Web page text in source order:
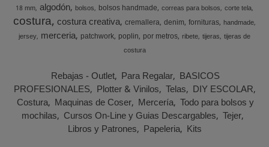
18 mm algodón bolsos bolsos handmade correas para bolsos corte tela
costura costura creativa cremallera denim fornituras handmade
jersey merceria patchwork poplin por metros ribete tijeras tijeras de
costura
Rebajas - Outlet Para Regalar BASICOS
PROFESIONALES Plotter & Vinilos Telas DIY ESCOLAR
Costura Maquinas de Coser Mercería Todo para bolsos y
mochilas Cursos On-Line y Guias Descargables Tejer
Libros y Patrones Papeleria Kits